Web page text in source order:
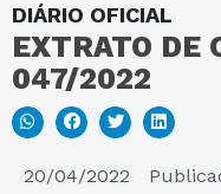
DIÁRIO OFICIAL
EXTRATO DE
047/2022
20/04/2022
MAPA DO SITE
PORTAL DA
E-SIC